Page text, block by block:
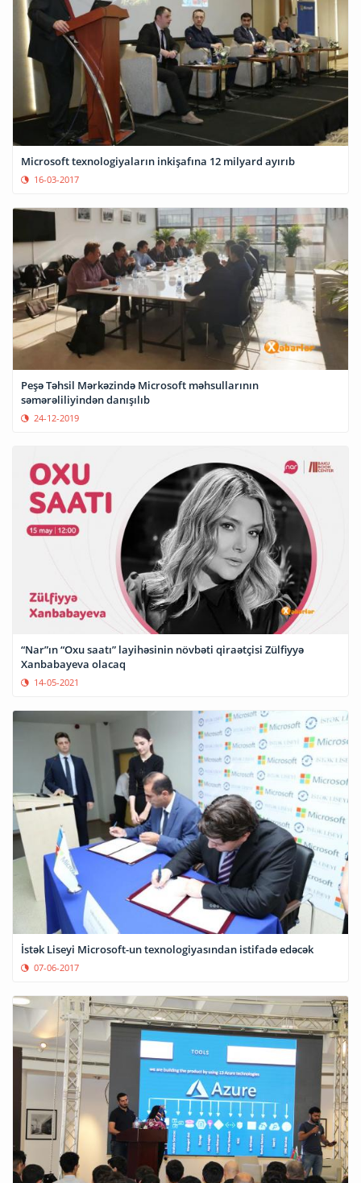
Microsoft texnologiyaların inkişafına 12 milyard ayırıb
16-03-2017
Peşə Təhsil Mərkəzində Microsoft məhsullarının
səmərəliliyindən danışılıb
24-12-2019
“Nar”ın “Oxu saatı” layihəsinin növbəti qiraətçisi Zülfiyyə
Xanbabayeva olacaq
14-05-2021
İstək Liseyi Microsoft-un texnologiyasından istifadə edəcək
07-06-2017